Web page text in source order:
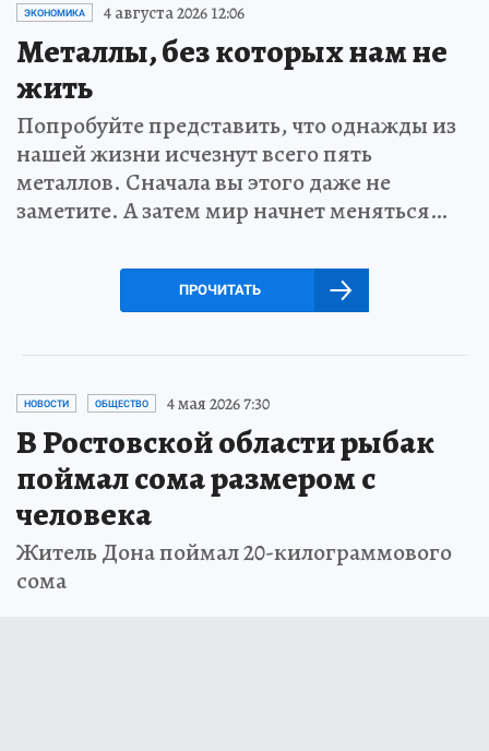
ЭКОНОМИКА 4 августа 2026 12:06
Металлы, без которых нам не
жить
Попробуйте представить, что однажды из
нашей жизни исчезнут всего пять
металлов. Сначала вы этого даже не
заметите. А затем мир начнет меняться…
ПРОЧИТАТЬ
НОВОСТИ ОБЩЕСТВО 4 мая 2026 7:30
В Ростовской области рыбак
поймал сома размером с
человека
Житель Дона поймал 20-килограммового
сома